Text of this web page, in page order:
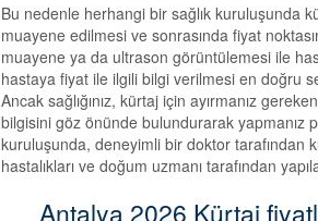
Bu nedenle herhangi bir sağlık kuruluşunda
muayene edilmesi ve sonrasında fiyat
muayene ya da ultrason görüntülemesi ile
hastaya fiyat ile ilgili bilgi verilmesi en doğru
Ancak sağlığınız, kürtaj için ayırmanız
bilgisini göz önünde bulundurarak yapmanız
kuruluşunda, deneyimli bir doktor tarafından
hastalıkları ve doğum uzmanı tarafından
Antalya 2026 Kürtaj